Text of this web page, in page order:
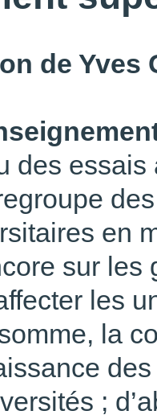
de Yves
des essais
en
sur les
les
la
;